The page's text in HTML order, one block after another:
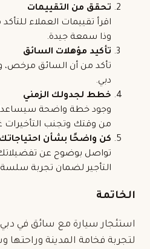
تحقق من التقييمات
اقرأ تقييمات العملاء
وذا سمعة جيدة.
تأكيد مؤهلات السائق
تأكد من أن السائق
دبي.
خطط لجدولك الزمني
وجود خطة واضحة
من وقتك وتجنب التأخيرات
كن واضحًا بشأن احتياجاتك
تواصل بوضوح عن
التأجير لضمان تجربة
الخاتمة
استئجار سيارة مع سائق في
لتجربة فخامة المدينة